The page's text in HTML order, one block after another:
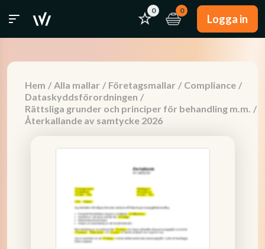
0 0
Logga in
Hem / Alla mallar / Företagsmallar / Compliance /
Dataskyddsförordningen /
Rättsliga grunder och principer för behandling m.m. /
Återkallande av samtycke 2026